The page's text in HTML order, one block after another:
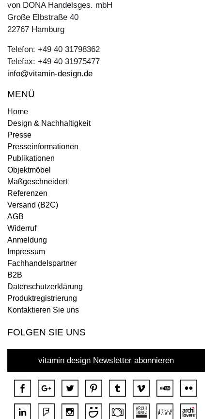
von DONA Handelsges. mbH
Große Elbstraße 40
22767 Hamburg
Telefon: +49 40 31798362
Telefax: +49 40 31975477
info@vitamin-design.de
MENÜ
Home
Design & Nachhaltigkeit
Presse
Presseinformationen
Publikationen
Objektmöbel
Maßgeschneidert
Referenzen
Versand (B2C)
AGB
Widerruf
Anmeldung
Impressum
Fachhandelspartner
B2B
Datenschutzerklärung
Produktregistrierung
Kontaktieren Sie uns
FOLGEN SIE UNS
vitamin design Newsletter abonnieren